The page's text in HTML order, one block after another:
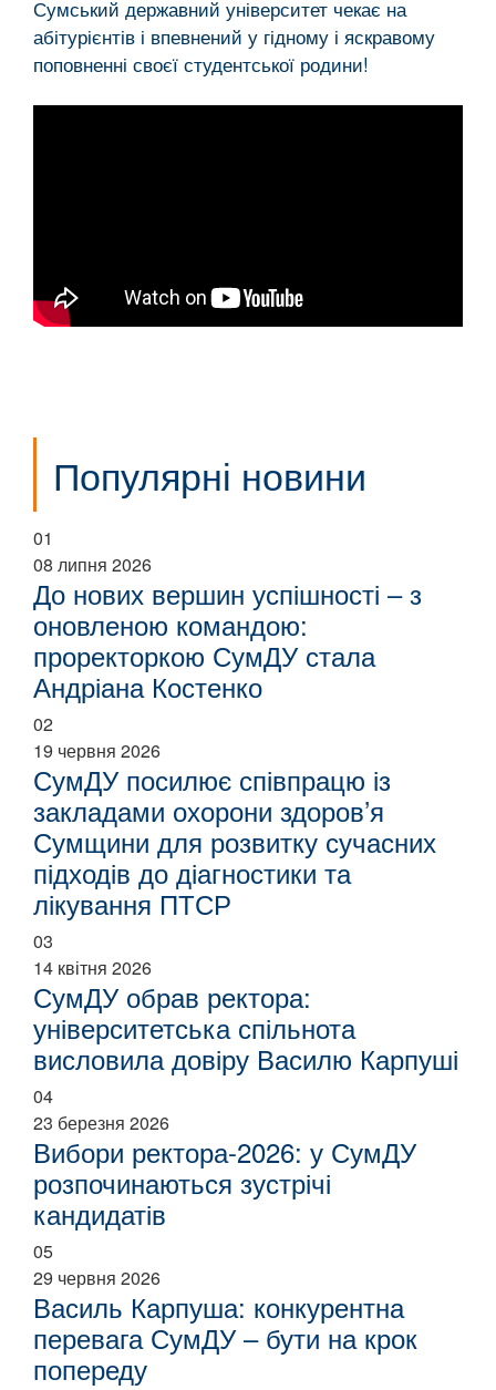
Сумський державний університет чекає на
абітурієнтів і впевнений у гідному і яскравому
поповненні своєї студентської родини!
Популярні новини
01
08 липня 2026
До нових вершин успішності – з
оновленою командою:
проректоркою СумДУ стала
Андріана Костенко
02
19 червня 2026
СумДУ посилює співпрацю із
закладами охорони здоров’я
Сумщини для розвитку сучасних
підходів до діагностики та
лікування ПТСР
03
14 квітня 2026
СумДУ обрав ректора:
університетська спільнота
висловила довіру Василю Карпуші
04
23 березня 2026
Вибори ректора-2026: у СумДУ
розпочинаються зустрічі
кандидатів
05
29 червня 2026
Василь Карпуша: конкурентна
перевага СумДУ – бути на крок
попереду